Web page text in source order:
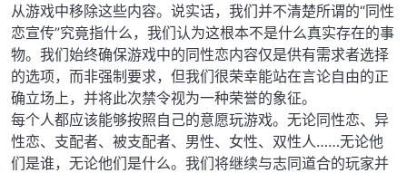
从游戏中移除这些内容。说实话，我们并不清楚所谓的“同性
恋宣传”究竟指什么，我们认为这根本不是什么真实存在的事
物。我们始终确保游戏中的同性恋内容仅是供有需求者选择
的选项，而非强制要求，但我们很荣幸能站在言论自由的正
确立场上，并将此次禁令视为一种荣誉的象征。
每个人都应该能够按照自己的意愿玩游戏。无论同性恋、异
性恋、支配者、被支配者、男性、女性、双性人……无论他
们是谁，无论他们是什么。我们将继续与志同道合的玩家并